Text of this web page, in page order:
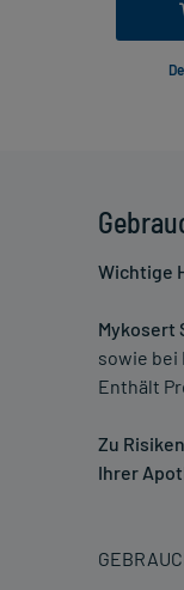
Wichtige
Mykosert
sowie bei
Enthält
Zu
Ihrer